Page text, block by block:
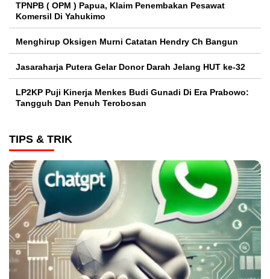
TPNPB ( OPM ) Papua, Klaim Penembakan Pesawat
Komersil Di Yahukimo
Menghirup Oksigen Murni Catatan Hendry Ch Bangun
Jasaraharja Putera Gelar Donor Darah Jelang HUT ke-32
LP2KP Puji Kinerja Menkes Budi Gunadi Di Era Prabowo:
Tangguh Dan Penuh Terobosan‎
TIPS & TRIK